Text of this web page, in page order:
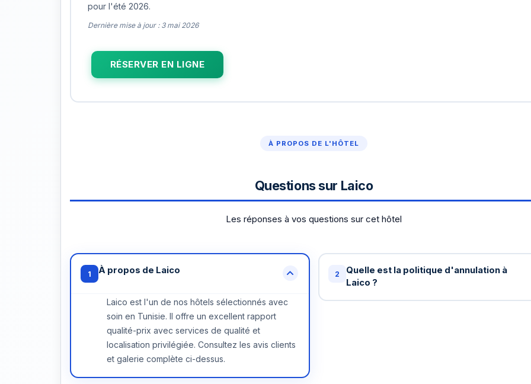
pour l'été 2026.
Dernière mise à jour : 3 mai 2026
RÉSERVER EN LIGNE
À PROPOS DE L'HÔTEL
Questions sur Laico
Les réponses à vos questions sur cet hôtel
1 À propos de Laico
Laico est l'un de nos hôtels sélectionnés avec
soin en Tunisie. Il offre un excellent rapport
qualité-prix avec services de qualité et
localisation privilégiée. Consultez les avis clients
et galerie complète ci-dessus.
2
Quelle est la politique d'annulation à
Laico ?